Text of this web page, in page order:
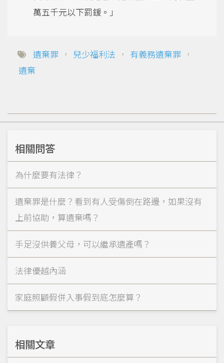
萬五千元以下罰鍰。」
遺棄罪 ， 兒少福利法 ， 有義務遺棄罪 ，
遺棄
相關問答
為什麼要有法律？
遺棄罪是什麼？看到有人受傷倒在路邊，如果沒有
上前協助，算遺棄嗎？
手足沒供養父母，可以繼承遺產嗎？
法律優越內涵
家庭照顧假併入事假到底怎麼算？
相關文章